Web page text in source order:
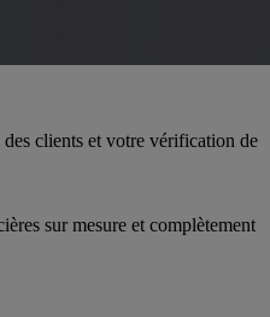
clients et votre vérification de